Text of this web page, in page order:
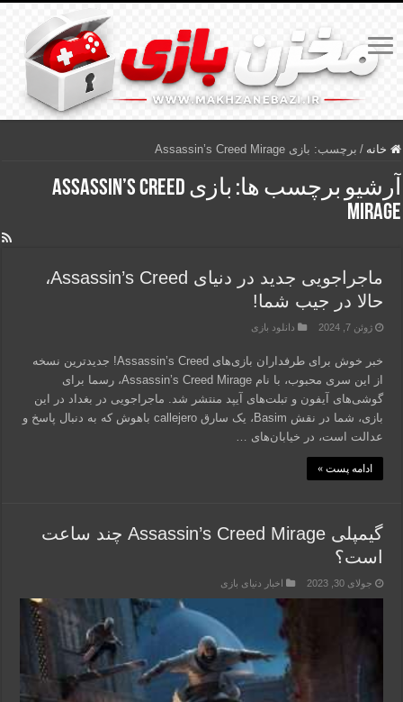
خانه / برچسب: بازی Assassin’s Creed Mirage
آرشیو برچسب ها:
بازی Assassin’s Creed
Mirage
ماجراجویی جدید در دنیای Assassin’s Creed،
حالا در جیب شما!
ژوئن 7, 2024 دانلود بازی
خبر خوش برای طرفداران بازی‌های Assassin’s Creed! جدیدترین نسخه
از این سری محبوب، با نام Assassin’s Creed Mirage، رسما برای
گوشی‌های آیفون و تبلت‌های آیپد منتشر شد. ماجراجویی در بغداد در این
بازی، شما در نقش Basim، یک سارق callejero باهوش که به دنبال پاسخ و
عدالت است، در خیابان‌های …
ادامه پست »
گیم‎پلی Assassin’s Creed Mirage چند ساعت
است؟
جولای 30, 2023 اخبار دنیای بازی